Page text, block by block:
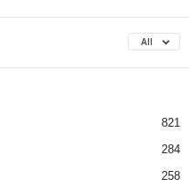
All
821
284
258